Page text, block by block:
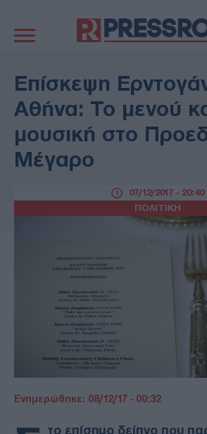
πλοήγηση
ΠΟΛΙΤΙΚΗ
ΤΟΥΡΚΙΑ
ΕΛΛΑΔΑ
ΕΚΚΛΗΣΙΑ
ΑΜΥΝΑ
ΔΙΕΘΝΗ
MEDIA
AUTO - MOTO
ΑΡΘΡΟΓΡΑΦΙΑ
Επίσκεψη
Αθήνα: Το μενού
μουσική στο
Μέγαρο
ΠΟΛΙΤΙΚΗ
07/12/2017 - 20:40
Ενημερώθηκε: 08/12/17 - 00:32
το επίσημο δείπνο που